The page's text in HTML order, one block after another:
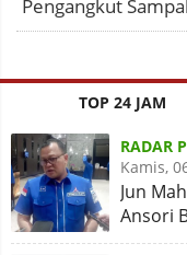
Pengangkut
TOP 24 JAM
RADAR
Kamis,
Jun
Ansori